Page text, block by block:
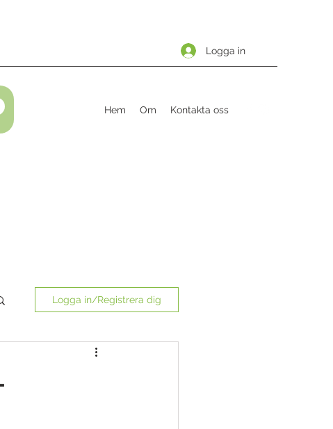
Logga in
Hem Om Kontakta oss
Logga in/Registrera dig